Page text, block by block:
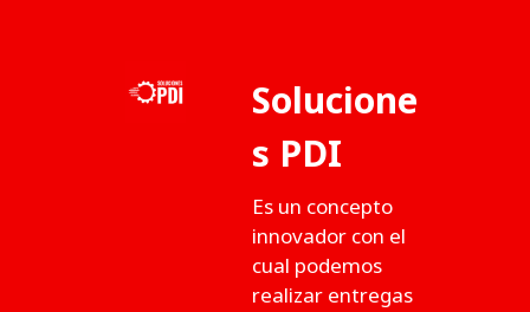
Solucione
s PDI
Es un concepto
innovador con el
cual podemos
realizar entregas